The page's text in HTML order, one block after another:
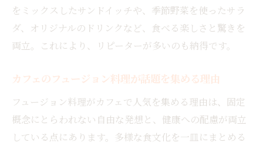
をミックスしたサンドイッチや、季節野菜を使ったサラ
ダ、オリジナルのドリンクなど、食べる楽しさと驚きを
両立。これにより、リピーターが多いのも納得です。
カフェのフュージョン料理が話題を集める理由
フュージョン料理がカフェで人気を集める理由は、固定
概念にとらわれない自由な発想と、健康への配慮が両立
している点にあります。多様な食文化を一皿にまとめる